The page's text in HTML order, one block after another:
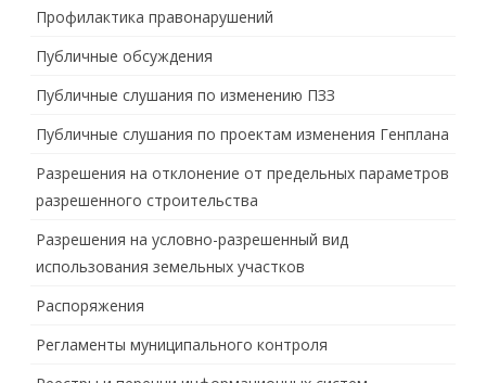
Профилактика правонарушений
Публичные обсуждения
Публичные слушания по изменению ПЗЗ
Публичные слушания по проектам изменения Генплана
Разрешения на отклонение от предельных параметров
разрешенного строительства
Разрешения на условно-разрешенный вид
использования земельных участков
Распоряжения
Регламенты муниципального контроля